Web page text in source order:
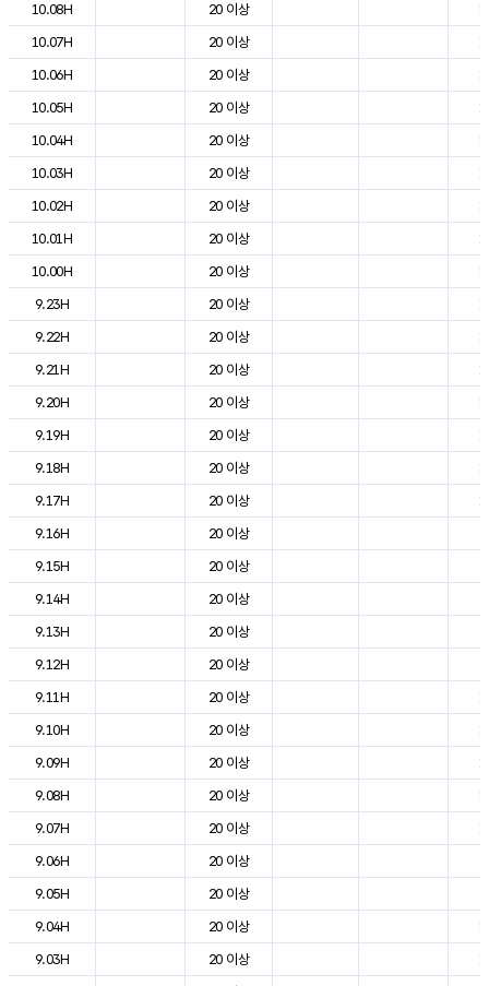
10.08H
20 이상
10.07H
20 이상
10.06H
20 이상
10.05H
20 이상
10.04H
20 이상
10.03H
20 이상
10.02H
20 이상
10.01H
20 이상
10.00H
20 이상
9.23H
20 이상
9.22H
20 이상
9.21H
20 이상
9.20H
20 이상
9.19H
20 이상
9.18H
20 이상
9.17H
20 이상
9.16H
20 이상
9.15H
20 이상
9.14H
20 이상
9.13H
20 이상
9.12H
20 이상
9.11H
20 이상
9.10H
20 이상
9.09H
20 이상
9.08H
20 이상
9.07H
20 이상
9.06H
20 이상
9.05H
20 이상
9.04H
20 이상
9.03H
20 이상